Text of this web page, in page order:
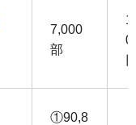
7,000
部
①90,8